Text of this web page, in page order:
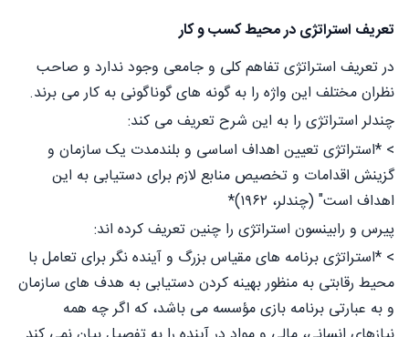
تعریف استراتژی در محیط کسب و کار
در تعریف استراتژی تفاهم کلی و جامعی وجود ندارد و صاحب
نظران مختلف این واژه را به گونه های گوناگونی به کار می برند.
چندلر استراتژی را به این شرح تعریف می کند:
> *استراتژی تعیین اهداف اساسی و بلندمدت یک سازمان و
گزینش اقدامات و تخصیص منابع لازم برای دستیابی به این
اهداف است" (چندلر، ۱۹۶۲)*
پیرس و رابینسون استراتژی را چنین تعریف کرده اند:
> *استراتژی برنامه های مقیاس بزرگ و آینده نگر برای تعامل با
محیط رقابتی به منظور بهینه کردن دستیابی به هدف های سازمان
و به عبارتی برنامه بازی مؤسسه می باشد، که اگر چه همه